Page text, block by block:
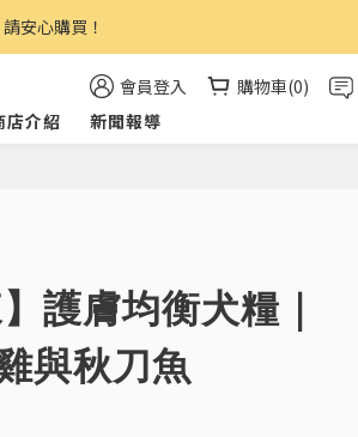
安心購買！
會員登入 購物車(0)
店介紹 新聞報導
護膚均衡犬糧｜
與秋刀魚